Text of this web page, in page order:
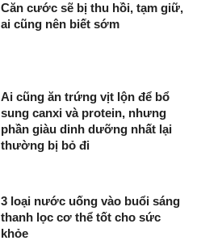
Căn cước sẽ bị thu hồi, tạm giữ,
ai cũng nên biết sớm
Ai cũng ăn trứng vịt lộn để bổ
sung canxi và protein, nhưng
phần giàu dinh dưỡng nhất lại
thường bị bỏ đi
3 loại nước uống vào buổi sáng
thanh lọc cơ thể tốt cho sức
khỏe